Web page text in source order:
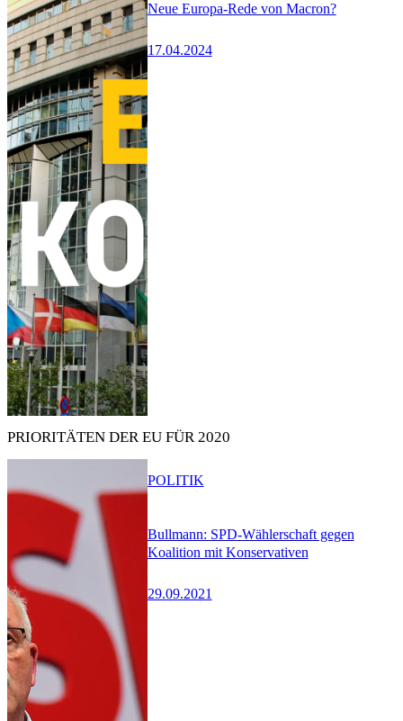
Neue Europa-Rede von Macron?
17.04.2024
PRIORITÄTEN DER EU FÜR 2020
Bullmann: SPD-Wählerschaft gegen
Koalition mit Konservativen
29.09.2021
POLITIK